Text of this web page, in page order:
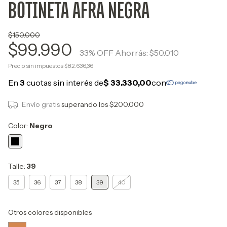
BOTINETA AFRA NEGRA
$150.000
$99.990 33% OFF Ahorrás: $50.010
Precio sin impuestos $82.636,36
Envío gratissuperando los$200.000
Color: Negro
Talle: 39
35 36 37 38 39 40
Otros colores disponibles